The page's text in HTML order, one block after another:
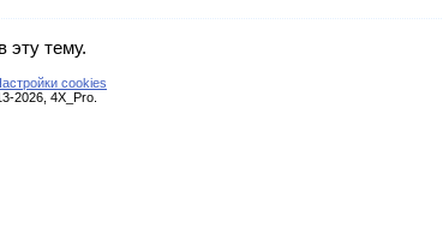
эту тему.
cookies
2026, 4X_Pro.